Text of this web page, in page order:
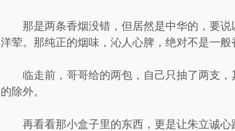
那是两条香烟没错，但居然是中华的，要
洋荤。那纯正的烟味，沁人心脾，绝对不是一般
临走前，哥哥给的两包，自己只抽了两支
的除外。
再看看那小盒子里的东西，更是让朱立诚